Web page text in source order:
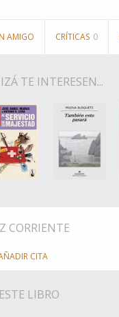
AMIGO CRÍTICAS 0
TE INTERESEN...
CORRIENTE
CITA
LIBRO